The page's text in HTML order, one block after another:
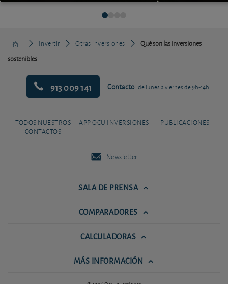
Invertir Otras inversiones
Qué son las inversiones
sostenibles
913 009 141 Contacto de lunes a viernes de 9h-14h
TODOS NUESTROS
CONTACTOS
APP OCU INVERSIONES PUBLICACIONES
Newsletter
SALA DE PRENSA
COMPARADORES
CALCULADORAS
MÁS INFORMACIÓN